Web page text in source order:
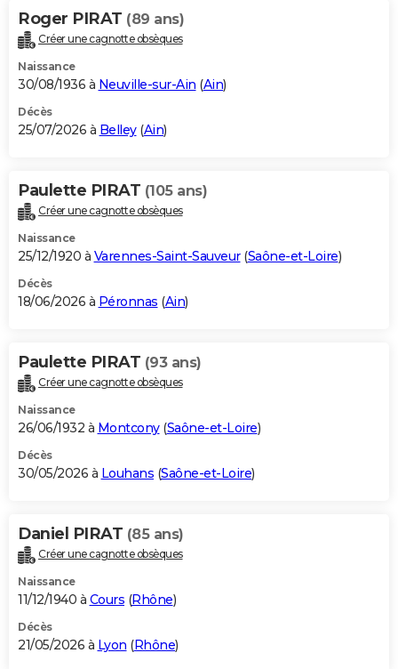
Alimentation
Guide de la santé
Maladies
Médicaments
Sommeil
VOYAGE
Destinations
City break
Voyage nature
Voyage de noces
Forum
Climat
+PHOTO
GUIDES D'ACHAT
BONS PLANS
Carte de Noël
Carte Bonne année
Carte Saint-Valentin
Carte Pâques
Carte d'anniversaire
DICTIONNAIRE
Dictionnaire
Biographies
Citations
Expressions
Proverbes
PROGRAMME TV
S'inscrire
Se connecter
Lycées
Collèges
Primaires
Universités
Entreprises
Service militaire
Avis de recherche
AVIS DE DÉCÈS
Bricolage
Lifestyle
Culture
Sport
Auto
Television
Voyage
Cinema
Roger PIRAT (89 ans)
Créer une cagnotte obsèques
Naissance
30/08/1936 à Neuville-sur-Ain (Ain)
Décès
25/07/2026 à Belley(Ain)
Paulette PIRAT (105 ans)
Créer une cagnotte obsèques
Naissance
25/12/1920 à Varennes-Saint-Sauveur(Saône-et-Loire)
Décès
18/06/2026 à Péronnas (Ain)
Paulette PIRAT (93 ans)
Créer une cagnotte obsèques
Naissance
26/06/1932 à Montcony(Saône-et-Loire)
Décès
30/05/2026 à Louhans (Saône-et-Loire)
Daniel PIRAT (85 ans)
Créer une cagnotte obsèques
Naissance
11/12/1940 à Cours (Rhône)
Décès
21/05/2026 à Lyon (Rhône)